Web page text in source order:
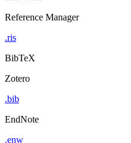
Reference Manager
.ris
BibTeX
Zotero
.bib
EndNote
.enw